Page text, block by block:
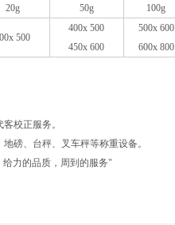
20g 50g 100g
500
400x 500
450x600
500x 600
600x 800
校正服务。
磅、台秤、叉车秤等称重设备。
力的品质，周到的服务"